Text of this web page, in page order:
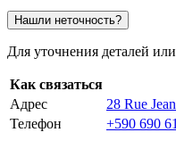
Нашли неточность?
Для уточнения деталей
Как связаться
Адрес
28 Rue
Телефон
+590 690